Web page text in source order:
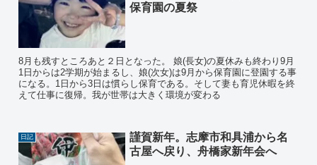
保育園の夏祭
8月も残すところあと２日となった。 娘(長女)の夏休みも終わり9月
1日からは2学期が始まるし、娘(次女)は9月から保育園に登園する事
になる。1日から3日は慣らし保育である。そして妻も育児休暇を終
えて仕事に復帰。我が世帯は大きく環境が変わる
日記
謹賀新年。志摩市和具浦から名
古屋へ戻り、舟橋家新年会へ